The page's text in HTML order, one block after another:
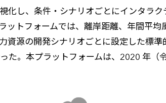
し、条件・シナリオごとにインタラ
トフォームでは、離岸距離、年間平
源の開発シナリオごとに設定した標
た。本プラットフォームは、2020 年（